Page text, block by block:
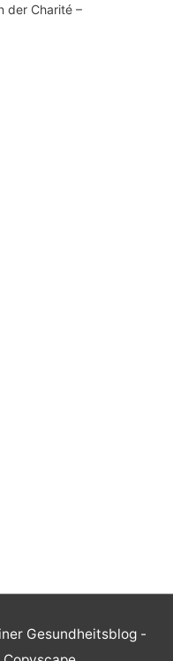
der Charité –
Gesundheitsblog -